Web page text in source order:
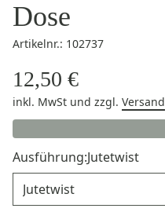
Dose
Artikelnr.: 102737
12,50 €
inkl. MwSt und zzgl. Versand
Ausführung:Jutetwist